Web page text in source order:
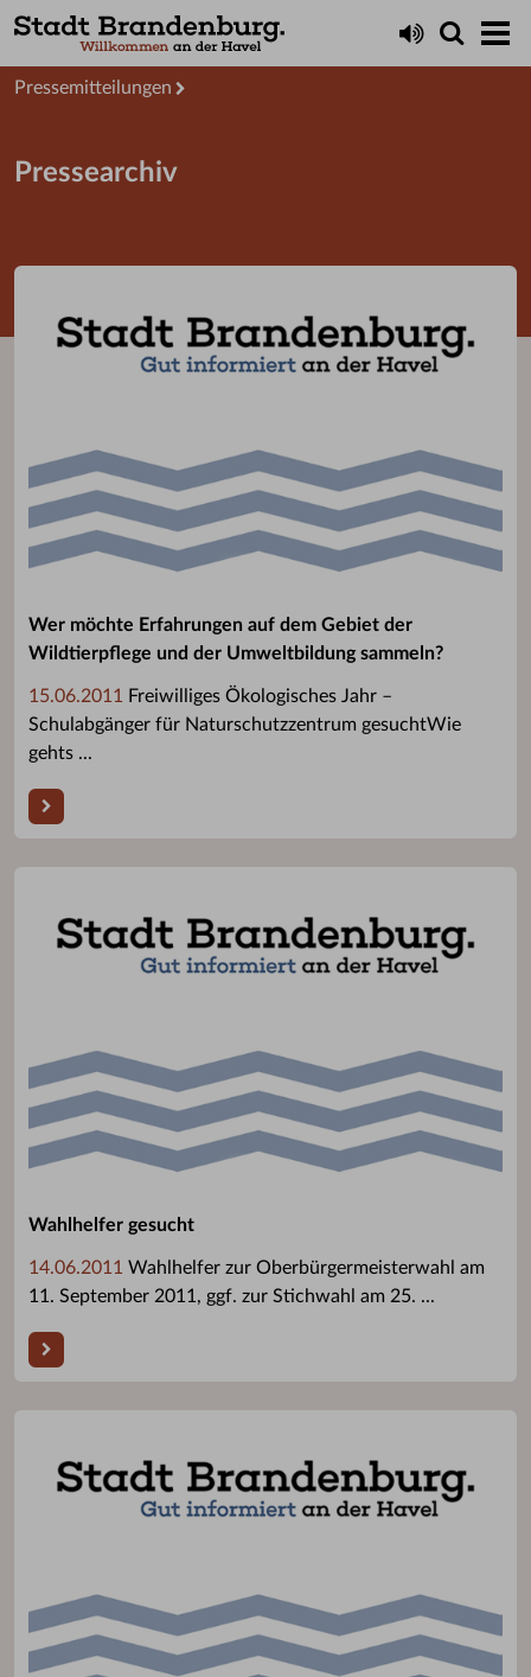
Presseservice
Pressemitteilungen
Pressearchiv
Wer möchte Erfahrungen auf dem Gebiet der
Wildtierpflege und der Umweltbildung sammeln?
15.06.2011
Freiwilliges Ökologisches Jahr –
Schulabgänger für Naturschutzzentrum gesuchtWie
gehts ...
Wahlhelfer gesucht
14.06.2011 Wahlhelfer zur Oberbürgermeisterwahl am
11. September 2011, ggf. zur Stichwahl am 25. ...